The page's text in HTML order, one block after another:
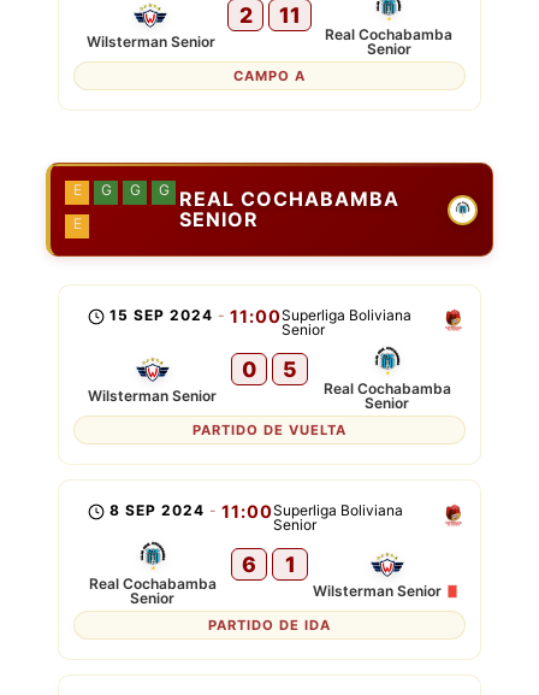
Wilsterman Senior
2 11
Real Cochabamba
Senior
CAMPO A
REAL COCHABAMBA
SENIOR
E G G
G
E
Superliga Boliviana
Senior
15 SEP 2024 - 11:00
Wilsterman Senior
0 5
Real Cochabamba
Senior
PARTIDO DE VUELTA
Superliga Boliviana
Senior
8 SEP 2024 - 11:00
Real Cochabamba
Senior
6 1
Wilsterman Senior
PARTIDO DE IDA